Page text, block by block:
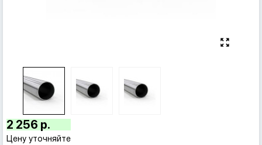
2 256 р.
Цену уточняйте